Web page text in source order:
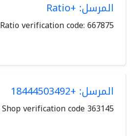
المرسل: +Ratio
Ratio verification code: 667875
المرسل: +18444503492
363145 is your Shop verification code